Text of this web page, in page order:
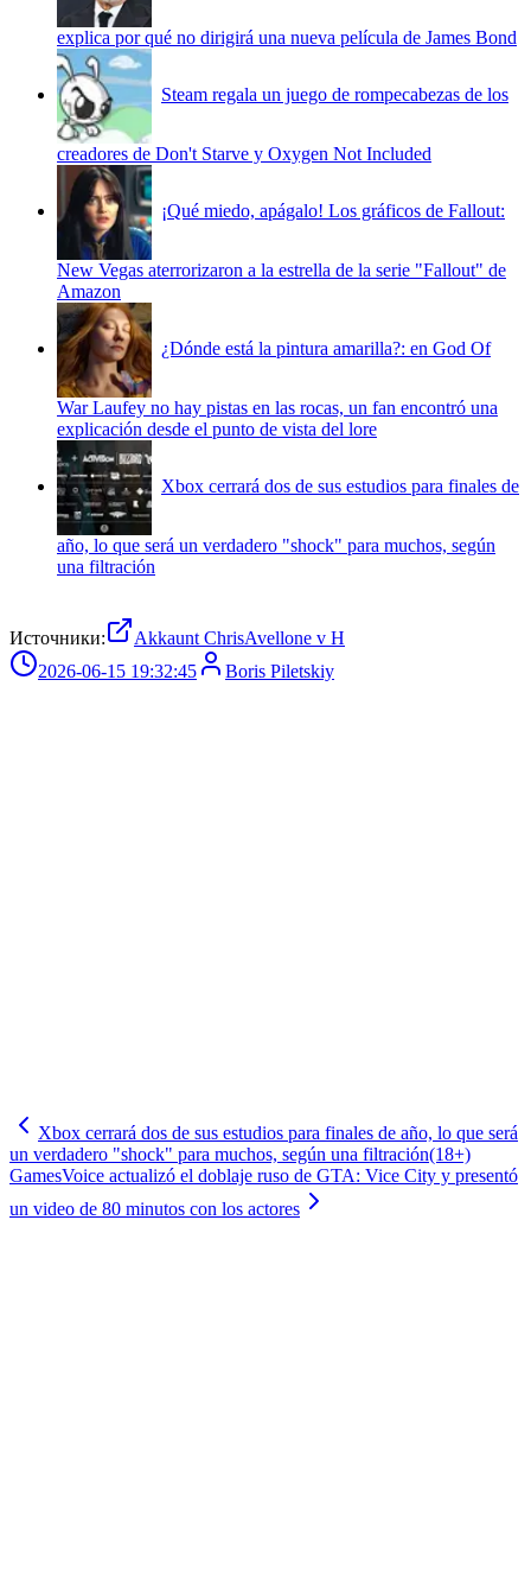
explica por qué no dirigirá una nueva película de James Bond
Steam regala un juego de rompecabezas de los
creadores de Don't Starve y Oxygen Not Included
¡Qué miedo, apágalo! Los gráficos de Fallout:
New Vegas aterrorizaron a la estrella de la serie "Fallout" de
Amazon
¿Dónde está la pintura amarilla?: en God Of
War Laufey no hay pistas en las rocas, un fan encontró una
explicación desde el punto de vista del lore
Xbox cerrará dos de sus estudios para finales de
año, lo que será un verdadero "shock" para muchos, según
una filtración
Источники:
Akkaunt ChrisAvellone v H
2026-06-15 19:32:45
Boris Piletskiy
Xbox cerrará dos de sus estudios para finales de año, lo que será
un verdadero "shock" para muchos, según una filtración(18+)
GamesVoice actualizó el doblaje ruso de GTA: Vice City y presentó
un video de 80 minutos con los actores